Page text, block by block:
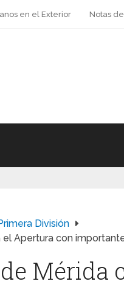
en el Exterior Notas
División
el Apertura con
Mérida